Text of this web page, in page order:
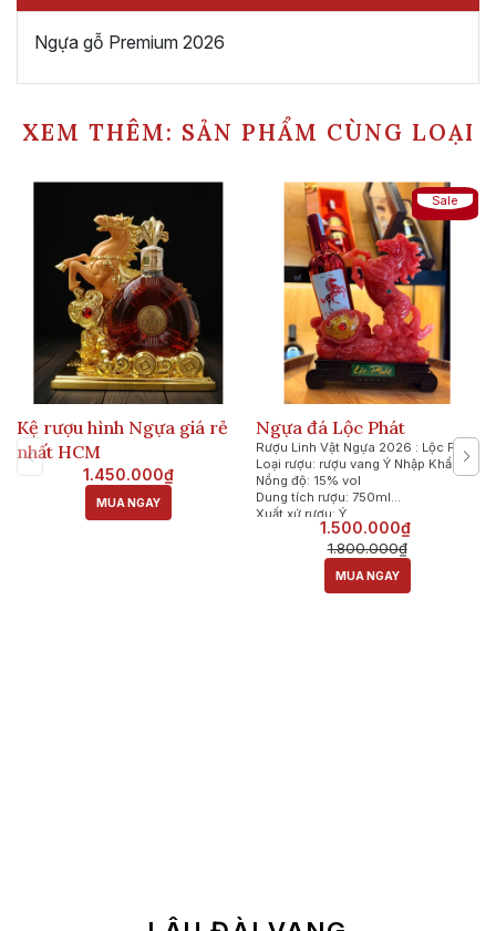
Ngựa gỗ Premium 2026
XEM THÊM: SẢN PHẨM CÙNG LOẠI
Kệ rượu hình Ngựa giá rẻ
nhất HCM
1.450.000₫
MUA NGAY
Sale
Ngựa đá Lộc Phát
Rượu Linh Vật Ngựa 2026 : Lộc Phát
Loại rượu: rượu vang Ý Nhập Khẩu
Nồng độ: 15% vol
Dung tích rượu: 750ml
Xuất xứ rượu: Ý
1.500.000₫
1.800.000₫
MUA NGAY